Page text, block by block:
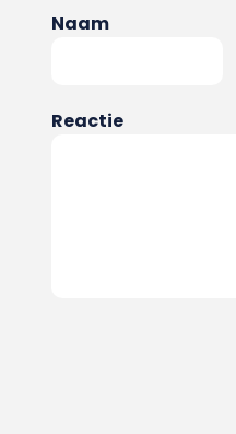
Naam
Reactie